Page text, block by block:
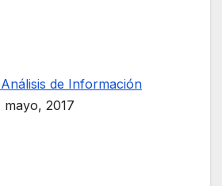
de Información
mayo, 2017